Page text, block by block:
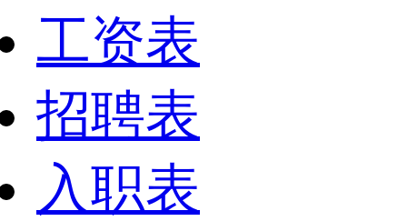
工资表
招聘表
入职表